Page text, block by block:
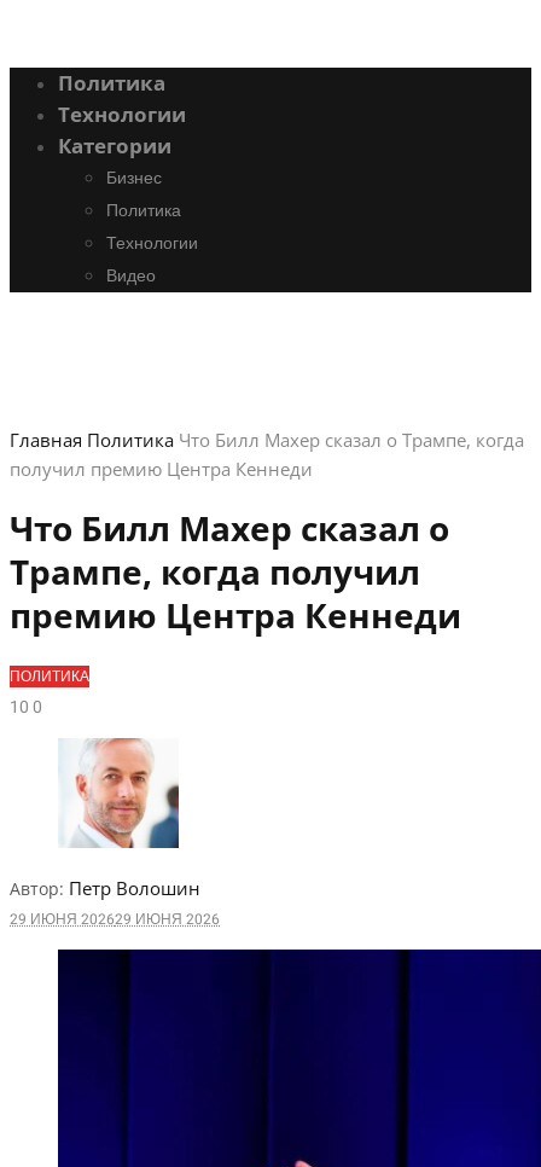
Политика
Технологии
Категории
Бизнес
Политика
Технологии
Видео
Главная Политика Что Билл Махер сказал о Трампе, когда
получил премию Центра Кеннеди
Что Билл Махер сказал о
Трампе, когда получил
премию Центра Кеннеди
ПОЛИТИКА
100
Автор: Петр Волошин
29 ИЮНЯ 202629 ИЮНЯ 2026